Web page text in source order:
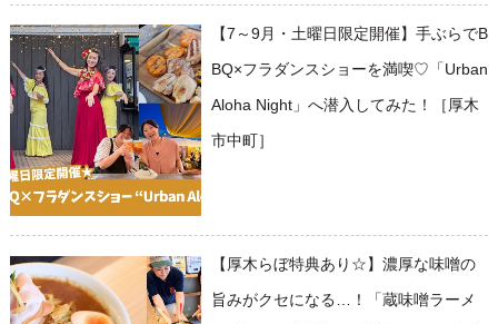
【7～9月・土曜日限定開催】手ぶらでB
BQ×フラダンスショーを満喫♡「Urban
Aloha Night」へ潜入してみた！［厚木
市中町］
【厚木らぼ特典あり☆】濃厚な味噌の
旨みがクセになる…！「蔵味噌ラーメ